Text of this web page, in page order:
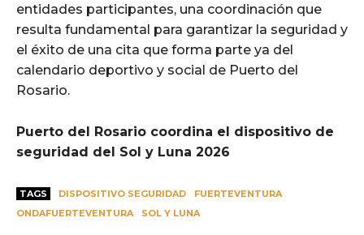
entidades participantes, una coordinación que
resulta fundamental para garantizar la seguridad y
el éxito de una cita que forma parte ya del
calendario deportivo y social de Puerto del
Rosario.
Puerto del Rosario coordina el dispositivo de
seguridad del Sol y Luna 2026
TAGS DISPOSITIVO SEGURIDAD
FUERTEVENTURA
ONDAFUERTEVENTURA
SOL Y LUNA